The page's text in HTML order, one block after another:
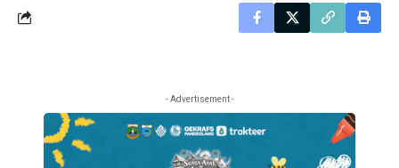
- Advertisement -